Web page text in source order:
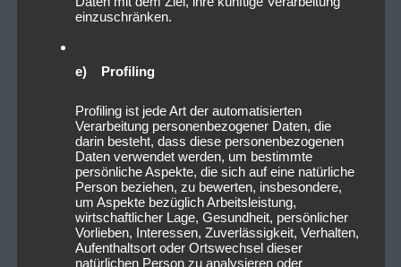
einzuschränken.
e) Profiling
Profiling ist jede Art der automatisierten
Verarbeitung personenbezogener Daten, die
darin besteht, dass diese personenbezogenen
Daten verwendet werden, um bestimmte
persönliche Aspekte, die sich auf eine natürliche
Person beziehen, zu bewerten, insbesondere,
um Aspekte bezüglich Arbeitsleistung,
wirtschaftlicher Lage, Gesundheit, persönlicher
Vorlieben, Interessen, Zuverlässigkeit, Verhalten,
Aufenthaltsort oder Ortswechsel dieser
natürlichen Person zu analysieren oder